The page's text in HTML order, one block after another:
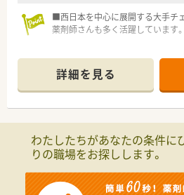
■西日本を中心に展開する大手チ
薬剤師さんも多く活躍しています。
詳細を見る
わたしたちがあなたの条件に
りの職場をお探しします。